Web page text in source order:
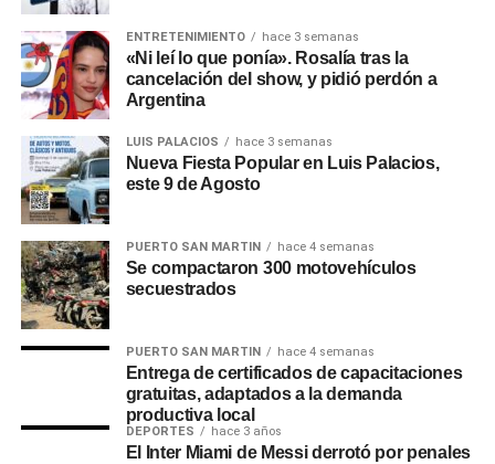
El inicio del segundo tiempo fue favorable para River, con
más presencia en el campo de Mineiro y juego asociado,
pero sin poder molestar y ser un peligro para el arquero
local Éverson.
Pero en apenas cuatro minutos, Mineiro hizo muy buen
trabajo y se quedó con una goleada. Primero Gustavo
Scarpa le puso un gran pase a Deyverson para su doblete,
y, tras un error en un lateral, Paulinho convirtió el 3-0 ante
un River atónito y muy inoperante. La pelota ingresó luego
de tocar en Paulo Díaz y descolocar al arquero.
Mineiro, desde 1978 hasta la fecha, había recibido tres
veces a River y nunca fue derrotado. La estadística
marcaba dos victorias en dos partidos oficiales y un
empate en un amistoso, que terminó definiéndose en los
ENTRETENIMIENTO hace 3 semanas
«Ni leí lo que ponía». Rosalía tras la
cancelación del show, y pidió perdón a
Argentina
LUIS PALACIOS hace 3 semanas
Nueva Fiesta Popular en Luis Palacios,
este 9 de Agosto
PUERTO SAN MARTIN hace 4 semanas
Se compactaron 300 motovehículos
secuestrados
PUERTO SAN MARTIN hace 4 semanas
Entrega de certificados de capacitaciones
gratuitas, adaptados a la demanda
productiva local
DEPORTES hace 3 años
El Inter Miami de Messi derrotó por penales